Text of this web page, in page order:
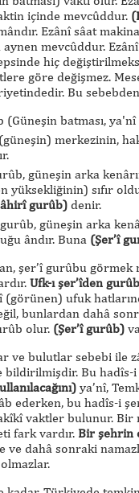
içinde mevcûddur.
Ezânî sâat
aynen mevcûddur.
hiç
göre değişmez.
Bu
(Güneşin batması,
merkezinin,
güneşin arka
yüksekliğinin) sıfır
gurûb) denir.
güneşin arka
ândır. Buna (Şer’î
şer’î gurûbu görmek
Ufk-ı şer’îden
ufuk
bunlardan dahâ
olur. (Şer’î gurûb)
ve bulutlar sebebi ile
bildirilmişdir. Bu hadîs-
ya’nî,
ederken, bu hadîs-i
vaktler bulunur. Bir
fark vardır. Bir şehrin
ve dahâ sonraki